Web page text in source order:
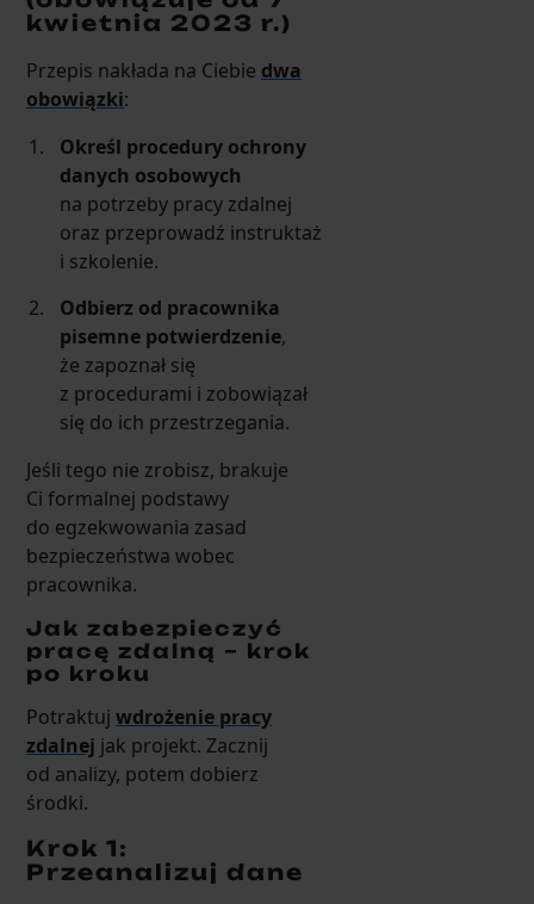
kwietnia 2023 r.)
Przepis nakłada na Ciebie dwa
obowiązki:
Określ procedury ochrony
danych osobowych
na potrzeby pracy zdalnej
oraz przeprowadź instruktaż
i szkolenie.
Odbierz od pracownika
pisemne potwierdzenie,
że zapoznał się
z procedurami i zobowiązał
się do ich przestrzegania.
Jeśli tego nie zrobisz, brakuje
Ci formalnej podstawy
do egzekwowania zasad
bezpieczeństwa wobec
pracownika.
Jak zabezpieczyć
pracę zdalną – krok
po kroku
Potraktuj wdrożenie pracy
zdalnej jak projekt. Zacznij
od analizy, potem dobierz
środki.
Krok 1:
Przeanalizuj dane